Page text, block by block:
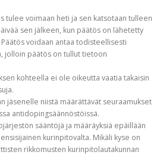
tulee voimaan heti ja sen katsotaan tulleen
sen jälkeen, kun päätös on lähetetty
voidaan antaa todisteellisesti
jolloin päätös on tullut tietoon
kohteella ei ole oikeutta vaatia takaisin
jäsenelle niistä määrättävät seuraamukset
antidopingsäännöstöissä.
sääntöjä ja määräyksiä epäillään
kurinpitovalta. Mikäli kyse on
rikkomusten kurinpitolautakunnan